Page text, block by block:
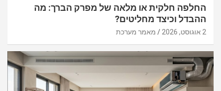
החלפה חלקית או מלאה של מפרק הברך: מה
ההבדל וכיצד מחליטים?
2 אוגוסט, 2026 מאמר מערכת